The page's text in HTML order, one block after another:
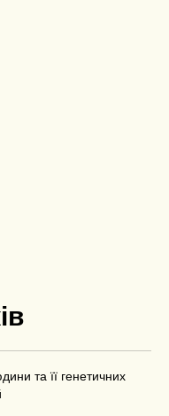
та її генетичних